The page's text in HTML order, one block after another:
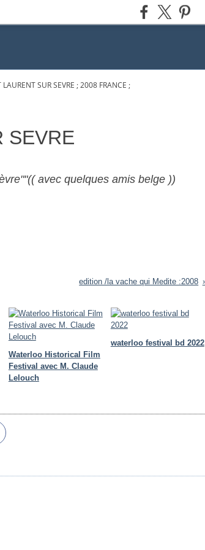
SUR SEVRE ; 2008 FRANCE ;
SEVRE
avec quelques amis belge ))
edition /la vache qui Medite :2008
Waterloo Historical Film
Festival avec M. Claude
Lelouch
waterloo festival bd 2022